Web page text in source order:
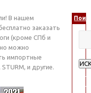
В нашем
заказать
(кроме СПб и
можно
импортные
и другие.